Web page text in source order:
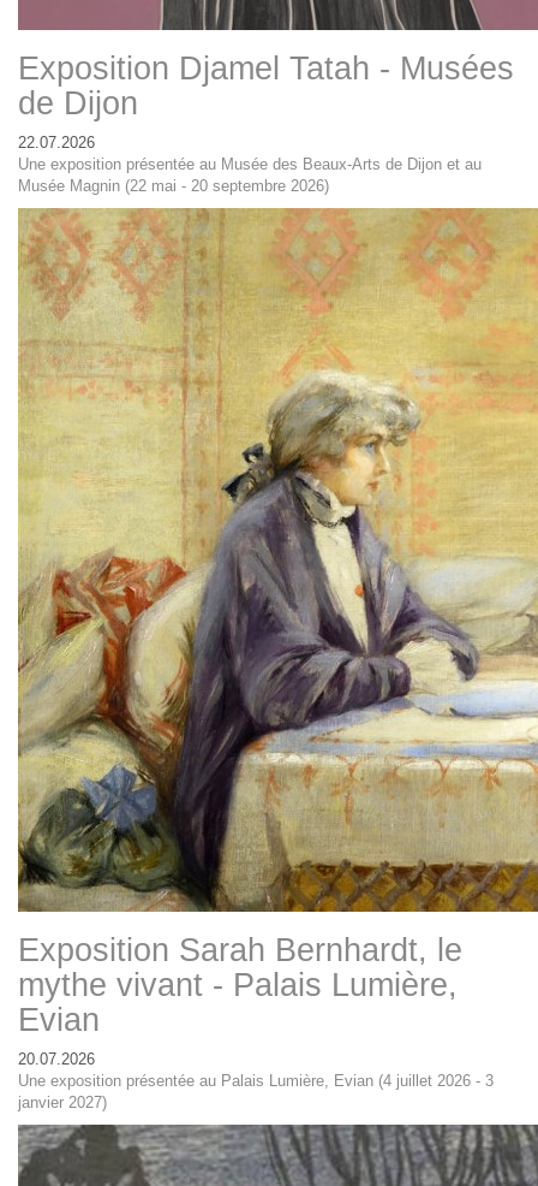
Exposition Djamel Tatah - Musées
de Dijon
22.07.2026
Une exposition présentée au Musée des Beaux-Arts de Dijon et au
Musée Magnin (22 mai - 20 septembre 2026)
Exposition Sarah Bernhardt, le
mythe vivant - Palais Lumière,
Evian
20.07.2026
Une exposition présentée au Palais Lumière, Evian (4 juillet 2026 - 3
janvier 2027)